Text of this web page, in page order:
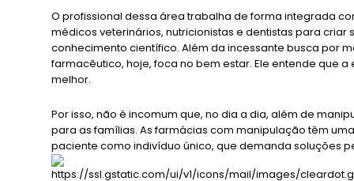
O profissional dessa área trabalha de forma integrada
médicos veterinários, nutricionistas e dentistas para
conhecimento científico. Além da incessante busca por
farmacêutico, hoje, foca no bem estar. Ele entende que
melhor.
Por isso, não é incomum que, no dia a dia, além de
para as famílias. As farmácias com manipulação têm
paciente como indivíduo único, que demanda soluções